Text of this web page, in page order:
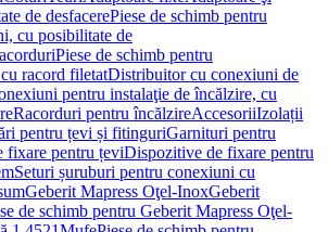
de desfacerePiese de schimb pentru
cu posibilitate de
Piese de schimb pentru
racord filetatDistribuitor cu conexiuni de
pentru instalaţie de încălzire, cu
Racorduri pentru încălzireAccesoriiIzolații
pentru țevi și fitinguriGarnituri pentru
fixare pentru țeviDispozitive de fixare pentru
Seturi șuruburi pentru conexiuni cu
Geberit Mapress Oţel-InoxGeberit
de schimb pentru Geberit Mapress Oţel-